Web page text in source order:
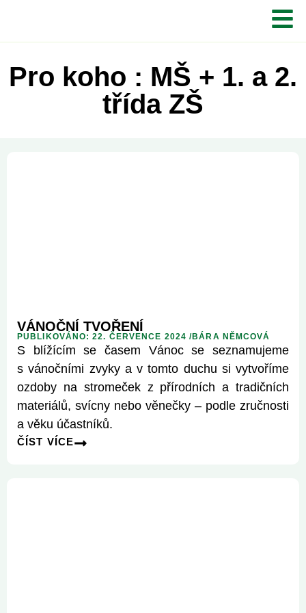
Pro koho : MŠ + 1. a 2.
třída ZŠ
VÁNOČNÍ TVOŘENÍ
PUBLIKOVÁNO: 22. ČERVENCE 2024 /BÁRA NĚMCOVÁ
S blížícím se časem Vánoc se seznamujeme
s vánočními zvyky a v tomto duchu si vytvoříme
ozdoby na stromeček z přírodních a tradičních
materiálů, svícny nebo věnečky – podle zručnosti
a věku účastníků.
ČÍST VÍCE